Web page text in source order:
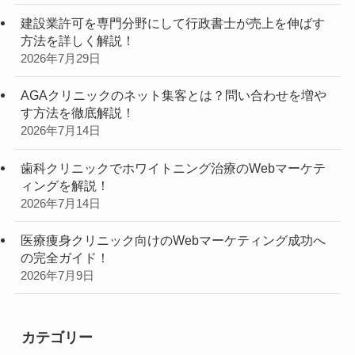
建設業許可を専門分野にして行政書士が売上を伸ばす
方法を詳しく解説！
2026年7月29日
AGAクリニックのネット集客とは？問い合わせを増や
す方法を徹底解説！
2026年7月14日
歯科クリニックでホワイトニング治療のWebマーケテ
ィングを解説！
2026年7月14日
医療痩身クリニック向けのWebマーケティング成功へ
の完全ガイド！
2026年7月9日
カテゴリー